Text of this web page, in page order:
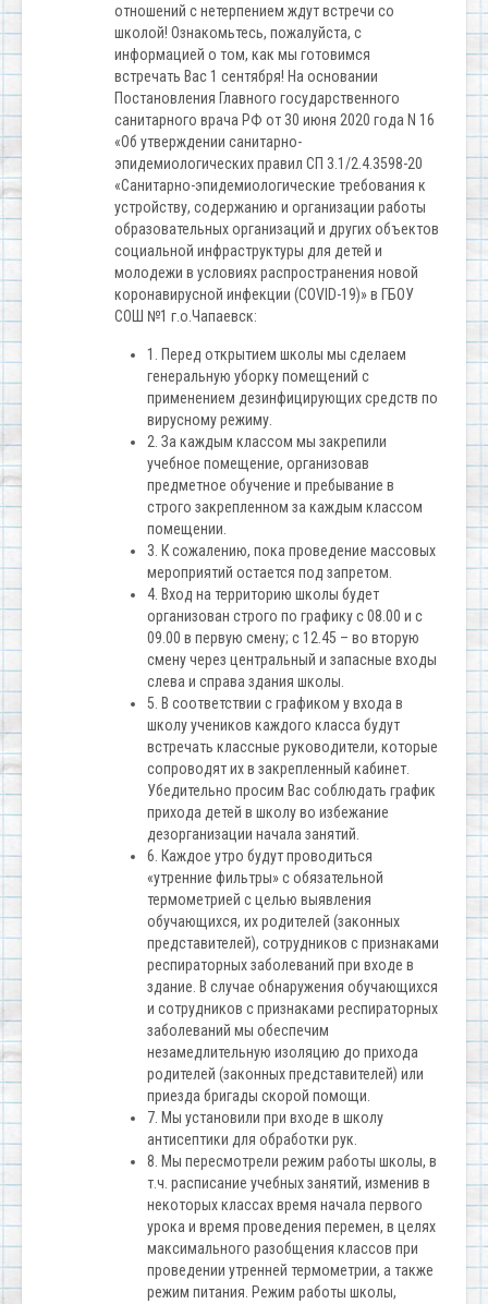
отношений с нетерпением ждут встречи со
школой! Ознакомьтесь, пожалуйста, с
информацией о том, как мы готовимся
встречать Вас 1 сентября! На основании
Постановления Главного государственного
санитарного врача РФ от 30 июня 2020 года N 16
«Об утверждении санитарно-
эпидемиологических правил СП 3.1/2.4.3598-20
«Санитарно-эпидемиологические требования к
устройству, содержанию и организации работы
образовательных организаций и других объектов
социальной инфраструктуры для детей и
молодежи в условиях распространения новой
коронавирусной инфекции (COVID-19)» в ГБОУ
СОШ №1 г.о.Чапаевск:
1. Перед открытием школы мы сделаем
генеральную уборку помещений с
применением дезинфицирующих средств по
вирусному режиму.
2. За каждым классом мы закрепили
учебное помещение, организовав
предметное обучение и пребывание в
строго закрепленном за каждым классом
помещении.
3. К сожалению, пока проведение массовых
мероприятий остается под запретом.
4. Вход на территорию школы будет
организован строго по графику с 08.00 и с
09.00 в первую смену; с 12.45 – во вторую
смену через центральный и запасные входы
слева и справа здания школы.
5. В соответствии с графиком у входа в
школу учеников каждого класса будут
встречать классные руководители, которые
сопроводят их в закрепленный кабинет.
Убедительно просим Вас соблюдать график
прихода детей в школу во избежание
дезорганизации начала занятий.
6. Каждое утро будут проводиться
«утренние фильтры» с обязательной
термометрией с целью выявления
обучающихся, их родителей (законных
представителей), сотрудников с признаками
респираторных заболеваний при входе в
здание. В случае обнаружения обучающихся
и сотрудников с признаками респираторных
заболеваний мы обеспечим
незамедлительную изоляцию до прихода
родителей (законных представителей) или
приезда бригады скорой помощи.
7. Мы установили при входе в школу
антисептики для обработки рук.
8. Мы пересмотрели режим работы школы, в
т.ч. расписание учебных занятий, изменив в
некоторых классах время начала первого
урока и время проведения перемен, в целях
максимального разобщения классов при
проведении утренней термометрии, а также
режим питания. Режим работы школы,